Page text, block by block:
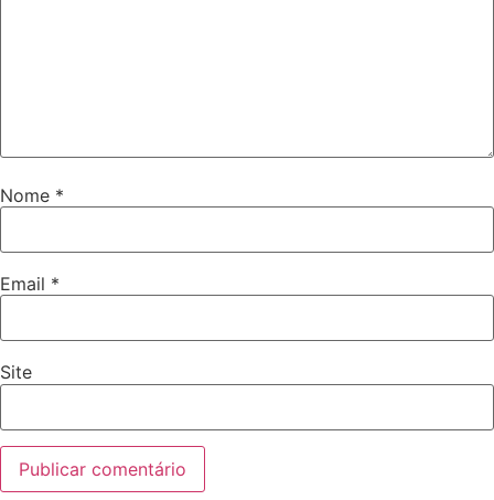
Nome *
Email *
Site